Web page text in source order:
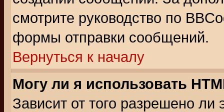
смотрите руководство по
формы отправки сообщений.
Вернуться к началу
Могу ли я использовать
Зависит от того разрешено